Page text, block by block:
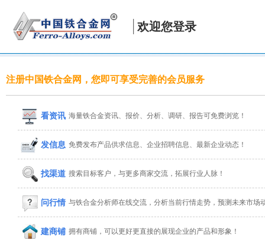
欢迎您登录
注册中国铁合金网，您即可享受完善的会员服务
看资讯 海量铁合金资讯、报价、分析、调研、报告可免费浏览！
发信息 免费发布产品供求信息、企业招聘信息、最新企业动态！
找渠道 搜索目标客户，与更多商家交流，拓展行业人脉！
问行情 与铁合金分析师在线交流，分析当前行情走势，预测未来市场
建商铺 拥有商铺，可以更好更直接的展现企业的产品和形象！